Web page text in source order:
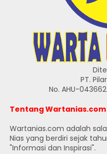
PT.
No. AHU-
Tentang Wartanias.com
Wartanias.com adalah
Nias yang berdiri sejak
"Informasi dan Inspirasi".